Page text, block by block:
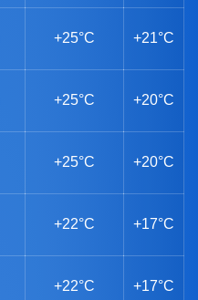
+25°C +21°C
+25°C +20°C
+25°C +20°C
+22°C +17°C
+22°C +17°C